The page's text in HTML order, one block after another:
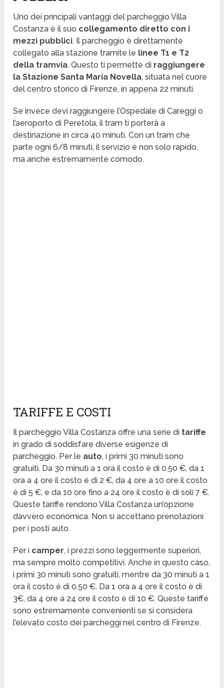
Uno dei principali vantaggi del parcheggio Villa
Costanza è il suo collegamento diretto con i
mezzi pubblici. Il parcheggio è direttamente
collegato alla stazione tramite le linee T1 e T2
della tramvia. Questo ti permette di raggiungere
la Stazione Santa Maria Novella, situata nel cuore
del centro storico di Firenze, in appena 22 minuti.
Se invece devi raggiungere l’Ospedale di Careggi o
l’aeroporto di Peretola, il tram ti porterà a
destinazione in circa 40 minuti. Con un tram che
parte ogni 6/8 minuti, il servizio è non solo rapido,
ma anche estremamente comodo.
TARIFFE E COSTI
Il parcheggio Villa Costanza offre una serie di tariffe
in grado di soddisfare diverse esigenze di
parcheggio. Per le auto, i primi 30 minuti sono
gratuiti. Da 30 minuti a 1 ora il costo è di 0.50 €, da 1
ora a 4 ore il costo è di 2 €, da 4 ore a 10 ore il costo
è di 5 €, e da 10 ore fino a 24 ore il costo è di soli 7 €.
Queste tariffe rendono Villa Costanza un’opzione
davvero economica. Non si accettano prenotazioni
per i posti auto.
Per i camper, i prezzi sono leggermente superiori,
ma sempre molto competitivi. Anche in questo caso,
i primi 30 minuti sono gratuiti, mentre da 30 minuti a 1
ora il costo è di 0.50 €. Da 1 ora a 4 ore il costo è di
3€, da 4 ore a 24 ore il costo è di 10 €. Queste tariffe
sono estremamente convenienti se si considera
l’elevato costo dei parcheggi nel centro di Firenze.